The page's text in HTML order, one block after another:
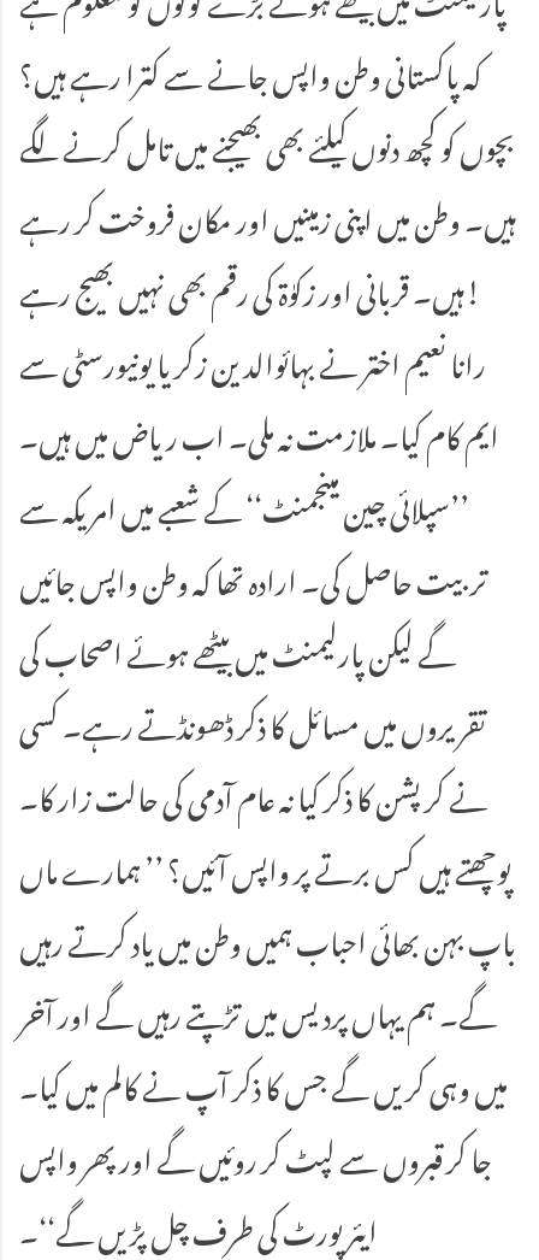
کہ پاکستانی وطن واپس جانے سے کترا رہے ہیں؟
بچوں کو کچھ دنوں کیلئے بھی بھیجنے میں تامل کرنے لگے
ہیں۔ وطن میں اپنی زمینیں اور مکان فروخت کر رہے
ہیں۔ قربانی اور زکوٰۃ کی رقم بھی نہیں بھیج رہے!
رانا نعیم اختر نے بہائوالدین زکریا یونیورسٹی سے
ایم کام کیا۔ ملازمت نہ ملی۔ اب ریاض میں ہیں۔
’’سپلائی چین مینجمنٹ‘‘ کے شعبے میں امریکہ سے
تربیت حاصل کی۔ ارادہ تھا کہ وطن واپس جائیں
گے لیکن پارلیمنٹ میں بیٹھے ہوئے اصحاب کی
تقریروں میں مسائل کا ذکر ڈھونڈتے رہے۔ کسی
نے کرپشن کا ذکر کیا نہ عام آدمی کی حالت زار کا۔
پوچھتے ہیں کس برتے پر واپس آئیں؟ ’’ ہمارے ماں
باپ بہن بھائی احباب ہمیں وطن میں یاد کرتے رہیں
گے۔ ہم یہاں پردیس میں تڑپتے رہیں گے اور آخر
میں وہی کریں گے جس کا ذکر آپ نے کالم میں کیا۔
جا کر قبروں سے لپٹ کر روئیں گے اور پھر واپس